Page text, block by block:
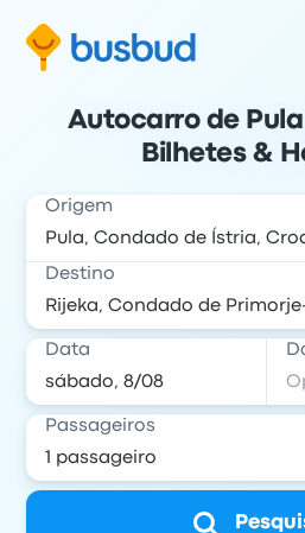
Autocarro de
Bilhetes &
Origem
Destino
Data
Passageiros